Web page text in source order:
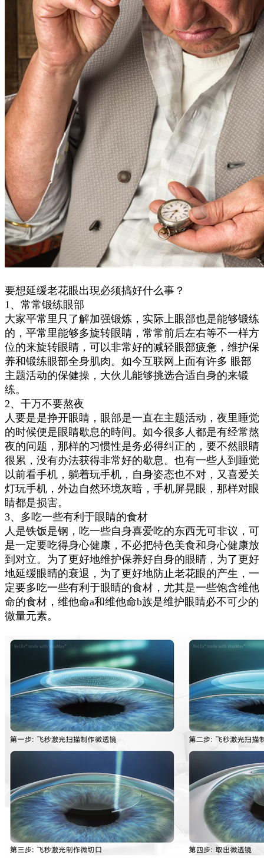
要想延缓老花眼出現必须搞好什么事？
1、常常锻练眼部
大家平常里只了解加强锻炼，实际上眼部也是能够锻练
的，平常里能够多旋转眼睛，常常前后左右等不一样方
位的来旋转眼睛，可以非常好的减轻眼部疲惫，维护保
养和锻练眼部全身肌肉。如今互联网上面有许多 眼部
主题活动的保健操，大伙儿能够挑选合适自身的来锻
练。
2、干万不要熬夜
人要是是挣开眼睛，眼部是一直在主题活动，夜里睡觉
的时候便是眼睛歇息的時间。如今很多人都是有经常熬
夜的问题，那样的习惯性是务必得纠正的，要不然眼睛
很累，没有办法获得非常好的歇息。也有一些人到睡觉
以前看手机，躺着玩手机，自身姿态也不对，又喜爱关
灯玩手机，外边自然环境灰暗，手机屏晃眼，那样对眼
睛都是损害。
3、多吃一些有利于眼睛的食材
人是铁饭是钢，吃一些自身喜爱吃的东西无可非议，可
是一定要吃得身心健康，不必把特色美食和身心健康放
到对立。为了更好地维护保养好自身的眼睛，为了更好
地延缓眼睛的衰退，为了更好地防止老花眼的产生，一
定要多吃一些有利于眼睛的食材，尤其是一些饱含维他
命的食材，维他命a和维他命b族是维护眼睛必不可少的
微量元素。